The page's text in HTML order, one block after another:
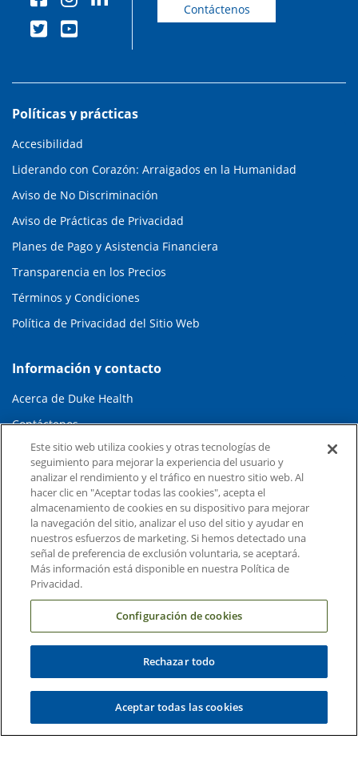
Contáctenos
Políticas y prácticas
Accesibilidad
Liderando con Corazón: Arraigados en la Humanidad
Aviso de No Discriminación
Aviso de Prácticas de Privacidad
Planes de Pago y Asistencia Financiera
Transparencia en los Precios
Términos y Condiciones
Política de Privacidad del Sitio Web
Información y contacto
Acerca de Duke Health
Contáctenos
Carreras en Duke Health
Sala de Prensa de Duke Health
Suscripción al Correo Electrónico
Médicos Derivadores
Enlaces relacionados
Duke Cancer Institute
Duke Children's
Este sitio web utiliza cookies y otras tecnologías de
seguimiento para mejorar la experiencia del usuario y
analizar el rendimiento y el tráfico en nuestro sitio web. Al
hacer clic en "Aceptar todas las cookies", acepta el
almacenamiento de cookies en su dispositivo para mejorar
la navegación del sitio, analizar el uso del sitio y ayudar en
nuestros esfuerzos de marketing. Si hemos detectado una
señal de preferencia de exclusión voluntaria, se aceptará.
Más información está disponible en nuestra Política de
Privacidad.
Configuración de cookies
Rechazar todo
Aceptar todas las cookies